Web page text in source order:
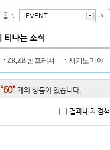
홈 EVENT
티나는 소식
ZR,ZB 콤프레셔 사기노미야
“60” 개의 상품이 있습니다.
결과내 재검색